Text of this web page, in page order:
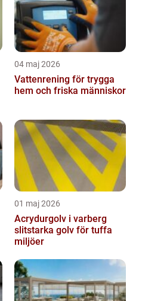
04 maj 2026
Vattenrening för trygga
hem och friska människor
01 maj 2026
Acrydurgolv i varberg
slitstarka golv för tuffa
miljöer